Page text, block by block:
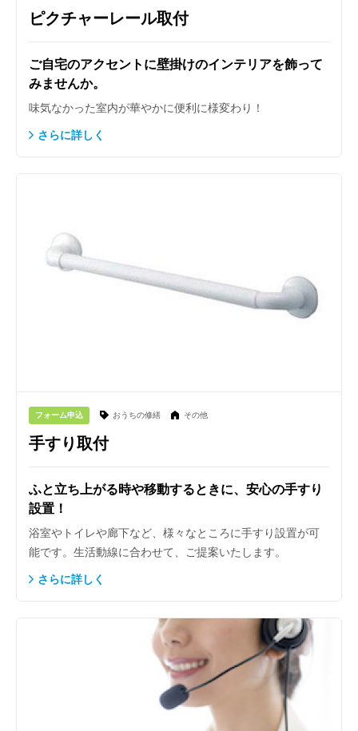
ピクチャーレール取付
ご自宅のアクセントに壁掛けのインテリアを飾って
みませんか。
味気なかった室内が華やかに便利に様変わり！
さらに詳しく
フォーム申込 おうちの修繕 その他
手すり取付
ふと立ち上がる時や移動するときに、安心の手すり
設置！
浴室やトイレや廊下など、様々なところに手すり設置が可
能です。生活動線に合わせて、ご提案いたします。
さらに詳しく